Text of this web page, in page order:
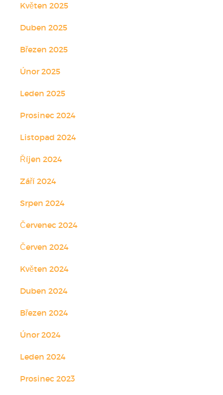
Květen 2025
Duben 2025
Březen 2025
Únor 2025
Leden 2025
Prosinec 2024
Listopad 2024
Říjen 2024
Září 2024
Srpen 2024
Červenec 2024
Červen 2024
Květen 2024
Duben 2024
Březen 2024
Únor 2024
Leden 2024
Prosinec 2023